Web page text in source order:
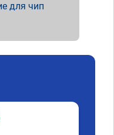
для чип